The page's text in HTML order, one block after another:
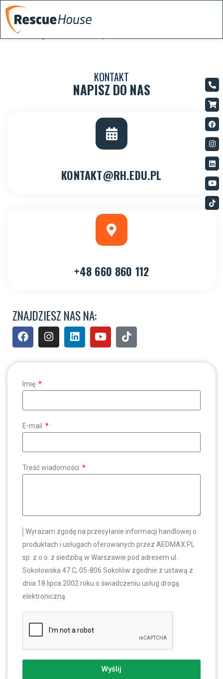
Please log in to view the report.
KONTAKT
NAPISZ DO NAS
KONTAKT@RH.EDU.PL
+48 660 860 112
ZNAJDZIESZ NAS NA:
Imię
E-mail
Treść wiadomości
Wyrażam zgodę na przesyłanie informacji handlowej o
produktach i usługach oferowanych przez AEDMAX.PL
sp. z o.o. z siedzibą w Warszawie pod adresem ul.
Sokołowska 47 C, 05-806 Sokołów zgodnie z ustawą z
dnia 18 lipca 2002 roku o świadczeniu usług drogą
elektroniczną.
Wyślij